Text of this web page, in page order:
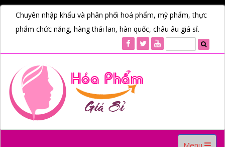
Chuyên nhập khẩu và phân phối hoá phẩm, mỹ phẩm, thực
phẩm chức năng, hàng thái lan, hàn quốc, châu âu giá sỉ.
Toggle
Menu